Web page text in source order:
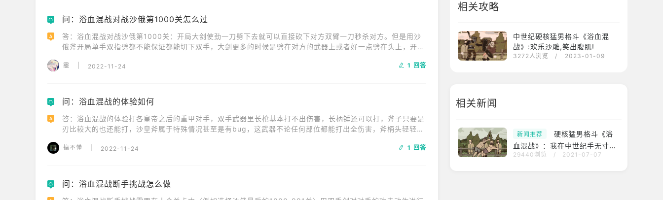
Q 问：浴血混战对战沙俄第1000关怎么过
A
答：浴血混战对战沙俄第1000关：开局大剑使劲一刀劈下去就可以直接砍下对方双臂一刀秒杀对方。但是用沙
俄斧开局单手双指劈都不能保证都能切下双手，大剑更多的时候是劈在对方的武器上或者好一点劈在头上，开局
靇 2022-11-24 1 回答
Q 问：浴血混战的体验如何
A
答：浴血混战的体验打各皇帝之后的重甲对手，双手武器里长枪基本打不出伤害，长柄锤还可以打，斧子只要是
刃比较大的也还能打，沙皇斧属于特殊情况甚至是有bug，这武器不论任何部位都能打出全伤害，斧柄头轻轻敲
搞不懂 2022-11-24 1 回答
Q 问：浴血混战断手挑战怎么做
相关攻略
中世纪硬核猛男格斗《浴血混
战》:欢乐沙雕,笑出腹肌!
3272人浏览 / 2023-01-09
相关新闻
新闻推荐
硬核猛男格斗《浴
血混战》：我在中世纪手无寸
铁，只穿裤衩与人决斗
29440浏览 / 2021-07-07